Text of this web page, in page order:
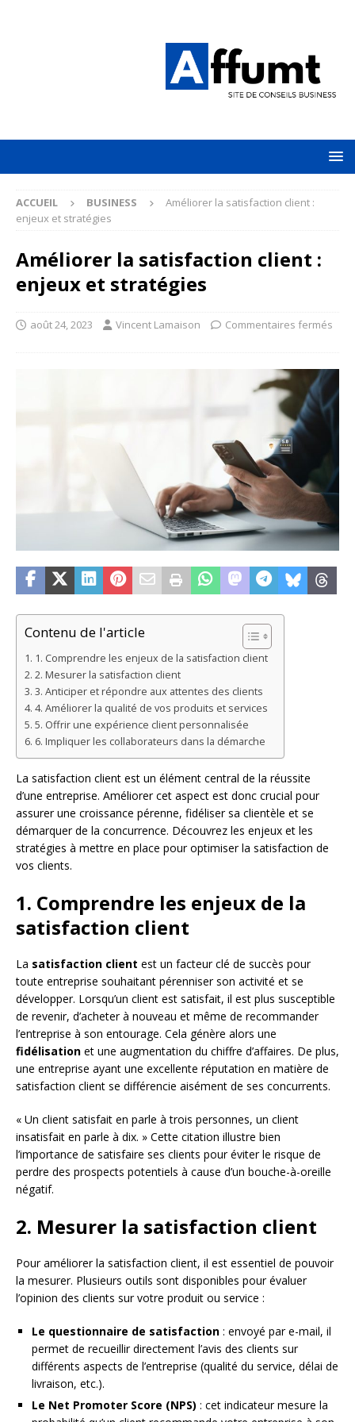
ACCUEIL BUSINESS
Améliorer la satisfaction client :
enjeux et stratégies
Améliorer la satisfaction client :
enjeux et stratégies
août 24, 2023 Vincent Lamaison Commentaires fermés
Contenu de l'article
1. Comprendre les enjeux de la satisfaction client
2. Mesurer la satisfaction client
3. Anticiper et répondre aux attentes des clients
4. Améliorer la qualité de vos produits et services
5. Offrir une expérience client personnalisée
6. Impliquer les collaborateurs dans la démarche
La satisfaction client est un élément central de la réussite
d’une entreprise. Améliorer cet aspect est donc crucial pour
assurer une croissance pérenne, fidéliser sa clientèle et se
démarquer de la concurrence. Découvrez les enjeux et les
stratégies à mettre en place pour optimiser la satisfaction de
vos clients.
1. Comprendre les enjeux de la
satisfaction client
La satisfaction client est un facteur clé de succès pour
toute entreprise souhaitant pérenniser son activité et se
développer. Lorsqu’un client est satisfait, il est plus susceptible
de revenir, d’acheter à nouveau et même de recommander
l’entreprise à son entourage. Cela génère alors une
fidélisation et une augmentation du chiffre d’affaires. De plus,
une entreprise ayant une excellente réputation en matière de
satisfaction client se différencie aisément de ses concurrents.
« Un client satisfait en parle à trois personnes, un client
insatisfait en parle à dix. » Cette citation illustre bien
l’importance de satisfaire ses clients pour éviter le risque de
perdre des prospects potentiels à cause d’un bouche-à-oreille
négatif.
2. Mesurer la satisfaction client
Pour améliorer la satisfaction client, il est essentiel de pouvoir
la mesurer. Plusieurs outils sont disponibles pour évaluer
l’opinion des clients sur votre produit ou service :
Le questionnaire de satisfaction : envoyé par e-mail, il
permet de recueillir directement l’avis des clients sur
différents aspects de l’entreprise (qualité du service, délai de
livraison, etc.).
Le Net Promoter Score (NPS) : cet indicateur mesure la